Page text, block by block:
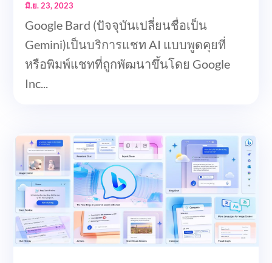
มิ.ย. 23, 2023
Google Bard (ปัจจุบันเปลี่ยนชื่อเป็น
Gemini)เป็นบริการแชท AI แบบพูดคุยที่
หรือพิมพ์แชทที่ถูกพัฒนาขึ้นโดย Google
Inc...